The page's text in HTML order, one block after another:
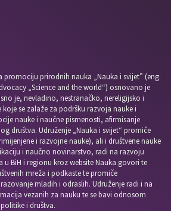
promociju prirodnih nauka „Nauka i svijet” (eng.
„Science and the world“) osnovano je
je, nevladino, nestranačko, nereligijsko i
se zalaže za podršku razvoja nauke i
nauke i naučne pismenosti, afirmisanje
društva. Udruženje „Nauka i svijet“ promiče
i razvojne nauke), ali i društvene nauke
i naučno novinarstvo, radi na razvoju
u BiH i regionu kroz website Nauka govori te
mreža i podkaste te promiče
mladih i odraslih. Udruženje radi i na
vezanih za nauku te se bavi odnosom
i društva.